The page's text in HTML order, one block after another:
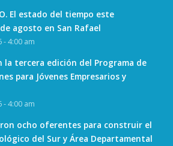
El estado del tiempo este
agosto en San Rafael
- 4:00 am
la tercera edición del Programa de
para Jóvenes Empresarios y
- 4:00 am
ocho oferentes para construir el
del Sur y Área Departamental